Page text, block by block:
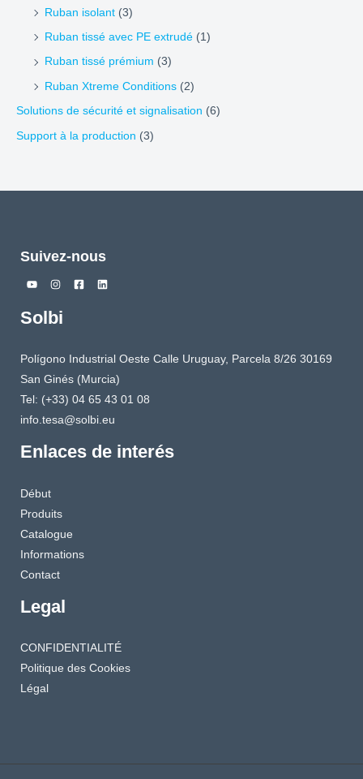
Ruban isolant (3)
Ruban tissé avec PE extrudé (1)
Ruban tissé prémium (3)
Ruban Xtreme Conditions (2)
Solutions de sécurité et signalisation (6)
Support à la production (3)
Suivez-nous
Solbi
Polígono Industrial Oeste Calle Uruguay, Parcela 8/26 30169
San Ginés (Murcia)
Tel: (+33) 04 65 43 01 08
info.tesa@solbi.eu
Enlaces de interés
Début
Produits
Catalogue
Informations
Contact
Legal
CONFIDENTIALITÉ
Politique des Cookies
Légal